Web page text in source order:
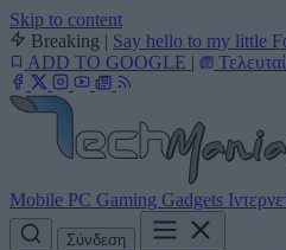
Skip to content
Breaking | Say hello to my little
ADD TO GOOGLE |
Mobile PC Gaming Gadgets
Σύνδεση